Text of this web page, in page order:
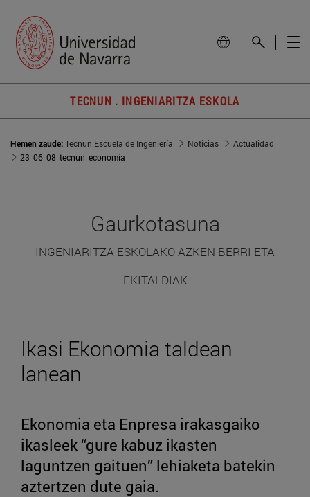
TECNUN . INGENIARITZA ESKOLA
Hemen zaude:Tecnun Escuela de Ingeniería Noticias
Actualidad
23_06_08_tecnun_economia
Gaurkotasuna
INGENIARITZA ESKOLAKO AZKEN BERRI ETA
EKITALDIAK
Ikasi Ekonomia taldean
lanean
Ekonomia eta Enpresa irakasgaiko
ikasleek “gure kabuz ikasten
laguntzen gaituen” lehiaketa batekin
aztertzen dute gaia.